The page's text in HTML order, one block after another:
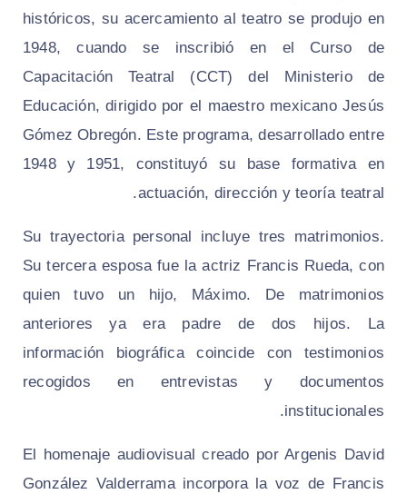
históricos, su acercamiento al teatro se produjo en
1948, cuando se inscribió en el Curso de
Capacitación Teatral (CCT) del Ministerio de
Educación, dirigido por el maestro mexicano Jesús
Gómez Obregón. Este programa, desarrollado entre
1948 y 1951, constituyó su base formativa en
actuación, dirección y teoría teatral.
Su trayectoria personal incluye tres matrimonios.
Su tercera esposa fue la actriz Francis Rueda, con
quien tuvo un hijo, Máximo. De matrimonios
anteriores ya era padre de dos hijos. La
información biográfica coincide con testimonios
recogidos en entrevistas y documentos
institucionales.
El homenaje audiovisual creado por Argenis David
González Valderrama incorpora la voz de Francis